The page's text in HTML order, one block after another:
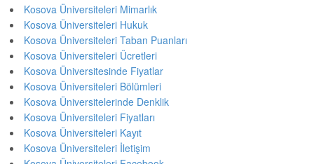
Kosova Üniversiteleri Mimarlık
Kosova Üniversiteleri Hukuk
Kosova Üniversiteleri Taban Puanları
Kosova Üniversiteleri Ücretleri
Kosova Üniversitesinde Fiyatlar
Kosova Üniversiteleri Bölümleri
Kosova Üniversitelerinde Denklik
Kosova Üniversiteleri Fiyatları
Kosova Üniversiteleri Kayıt
Kosova Üniversiteleri İletişim